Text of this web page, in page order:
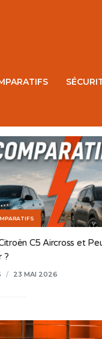
C5 Aircross et
?
/ 23 MAI 2026